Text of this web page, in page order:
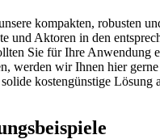
kompakten, robusten
und Aktoren in den
Sie für Ihre Anwendung
werden wir Ihnen hier
kostengünstige Lösung